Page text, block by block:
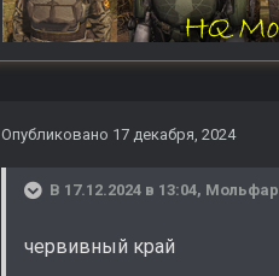
Опубликовано 17 декабря, 2024
В 17.12.2024 в 13:04, Мольфар
червивный край